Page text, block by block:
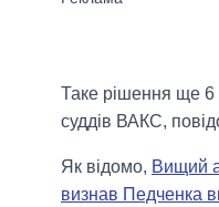
Таке рішення ще 6
суддів ВАКС,
Як відомо, Вищий
визнав Педченка